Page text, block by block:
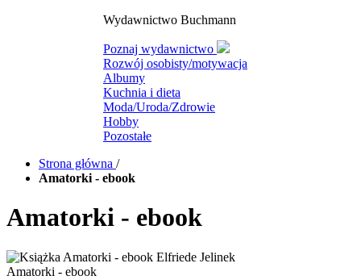
Wydawnictwo Buchmann
Poznaj wydawnictwo
Rozwój osobisty/motywacja
Albumy
Kuchnia i dieta
Moda/Uroda/Zdrowie
Hobby
Pozostałe
Strona główna /
Amatorki - ebook
Amatorki - ebook
Amatorki - ebook